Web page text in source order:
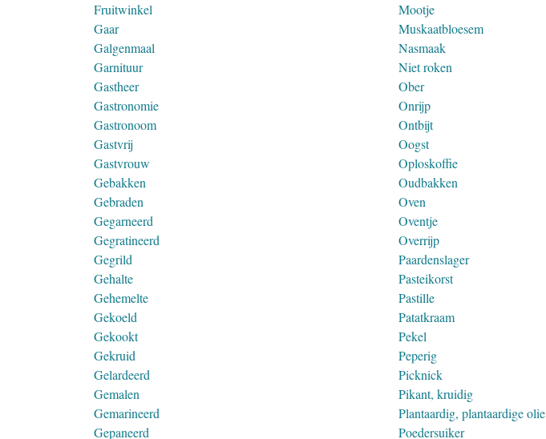
Fruitwinkel
Gaar
Galgenmaal
Garnituur
Gastheer
Gastronomie
Gastronoom
Gastvrij
Gastvrouw
Gebakken
Gebraden
Gegarneerd
Gegratineerd
Gegrild
Gehalte
Gehemelte
Gekoeld
Gekookt
Gekruid
Gelardeerd
Gemalen
Gemarineerd
Gepaneerd
Mootje
Muskaatbloesem
Nasmaak
Niet roken
Ober
Onrijp
Ontbijt
Oogst
Oploskoffie
Oudbakken
Oven
Oventje
Overrijp
Paardenslager
Pasteikorst
Pastille
Patatkraam
Pekel
Peperig
Picknick
Pikant, kruidig
Plantaardig, plantaardige olie
Poedersuiker